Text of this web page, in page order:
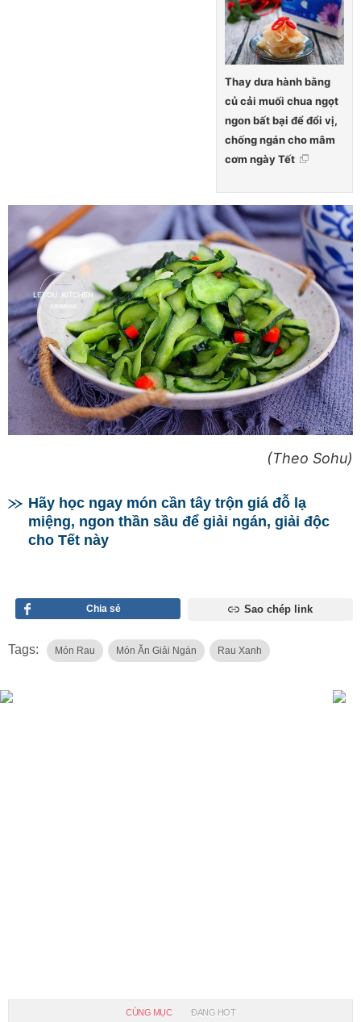
Thay dưa hành bằng
củ cải muối chua ngọt
ngon bất bại để đổi vị,
chống ngán cho mâm
cơm ngày Tết
(Theo Sohu)
Hãy học ngay món cần tây trộn giá đỗ lạ
miệng, ngon thần sầu để giải ngán, giải độc
cho Tết này
Chia sẻ Sao chép link
Tags: Món Rau Món Ăn Giải Ngán Rau Xanh
CÙNG MỤC ĐANG HOT